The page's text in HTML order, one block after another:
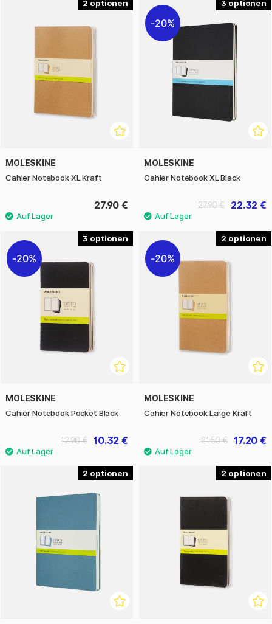
Die legendäre Firma Moleskine stellt einige der besten
Notizbücher auf dem Markt her. Das italienische
Unternehmen hat das klassische Modell reproduziert, das
verwendet wurde. Das Aussehen ist klassisch und die
Qualität ist die beste, die man sich vorstellen kann.
an Größen, Formaten und Farben.
2
MOLESKINE
Cahier Notebook XL Kraft
27.90 €
3
20%
MOLESKINE
Cahier Notebook XL Black
22.32 €
27.90 €
3
20%
MOLESKINE
Cahier Notebook Pocket Black
10.32 €
12.90 €
2
20%
MOLESKINE
Cahier Notebook Large Kraft
17.20 €
21.50 €
2 2